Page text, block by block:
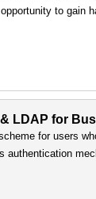
to gain
LDAP for
for users
authentication